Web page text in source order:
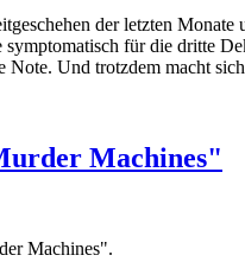
der letzten
für die dritte
Note. Und trotzdem macht
Machines"
Machines".